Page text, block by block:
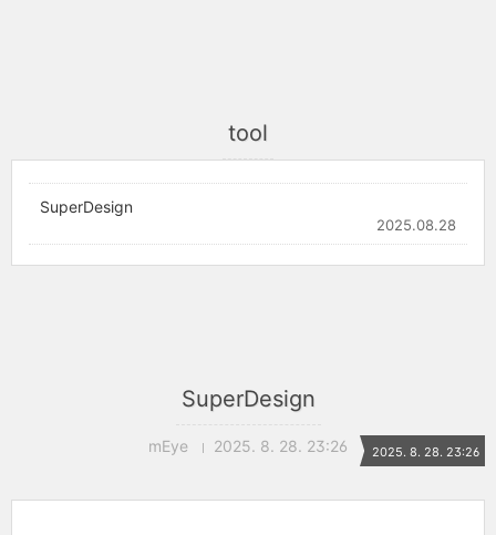
tool
SuperDesign
2025.08.28
SuperDesign
mEye 2025. 8. 28. 23:26 2025. 8. 28. 23:26